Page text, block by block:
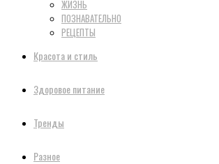
ЖИЗНЬ
ПОЗНАВАТЕЛЬНО
РЕЦЕПТЫ
Красота и стиль
Здоровое питание
Тренды
Разное